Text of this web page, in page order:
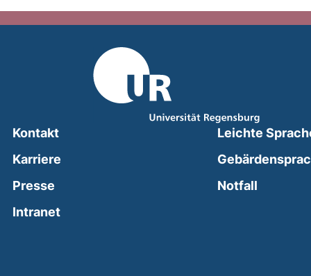
Kontakt
Karriere
Presse
Intranet(external link, opens in a new window)
Leichte
Notfall